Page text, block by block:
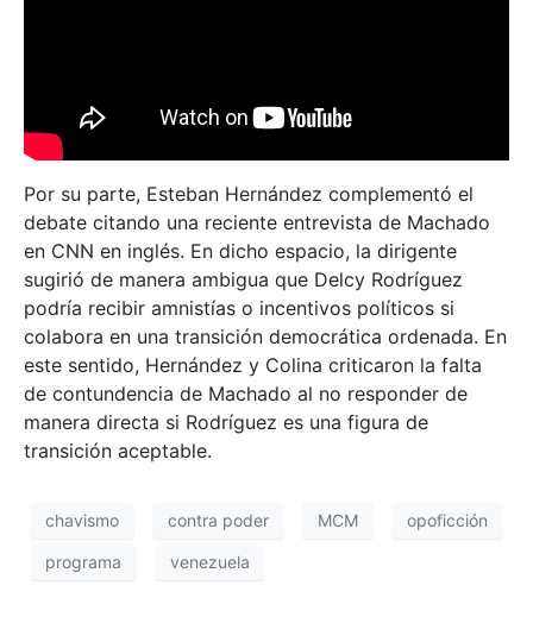
Por su parte, Esteban Hernández complementó el
debate citando una reciente entrevista de Machado
en CNN en inglés. En dicho espacio, la dirigente
sugirió de manera ambigua que Delcy Rodríguez
podría recibir amnistías o incentivos políticos si
colabora en una transición democrática ordenada. En
este sentido, Hernández y Colina criticaron la falta
de contundencia de Machado al no responder de
manera directa si Rodríguez es una figura de
transición aceptable.
chavismo contra poder MCM opoficción
programa venezuela